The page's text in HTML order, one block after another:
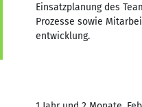
Einsatzplanung des
Prozesse sowie
entwicklung.